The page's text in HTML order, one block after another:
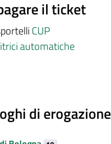
il ticket
CUP
automatiche
di erogazione